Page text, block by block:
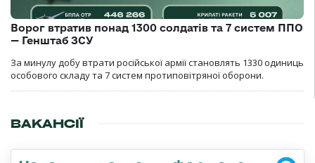
Ворог втратив понад 1300 солдатів та 7 систем ППО
— Генштаб ЗСУ
За минулу добу втрати російської армії становлять 1330 одиниць
особового складу та 7 систем протиповітряної оборони.
ВАКАНСІЇ